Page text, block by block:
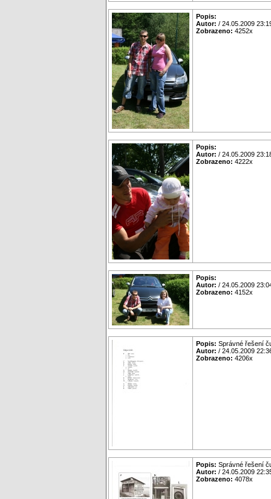
Popis:
Autor: / 24.05.2009
Zobrazeno: 4252x
Popis:
Autor: / 24.05.2009
Zobrazeno: 4222x
Popis:
Autor: / 24.05.2009
Zobrazeno: 4152x
Popis: Správné řešení
Autor: / 24.05.2009
Zobrazeno: 4206x
Popis: Správné řešení
Autor: / 24.05.2009
Zobrazeno: 4078x